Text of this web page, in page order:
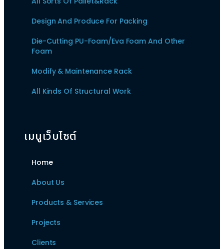
Design And Produce For Packing
Die-Cutting PU-Foam/Eva Foam And Other
Foam
Modify & Maintenance Rack
All Kinds Of Structural Work
เมนูเว็บไซต์
Home
About Us
Products & Services
Projects
Clients